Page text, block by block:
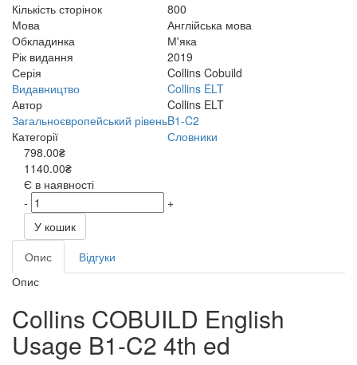
Кількість сторінок
800
Мова
Англійська мова
Обкладинка
М'яка
Рік видання
2019
Серія
Collins Cobuild
Видавництво
Collins ELT
Автор
Collins ELT
Загальноєвропейський рівеньB1-C2
Категорії
Словники
798.00₴
1140.00₴
Є в наявності
-
+
У кошик
Опис
Відгуки
Опис
Collins COBUILD English
Usage B1-C2 4th ed